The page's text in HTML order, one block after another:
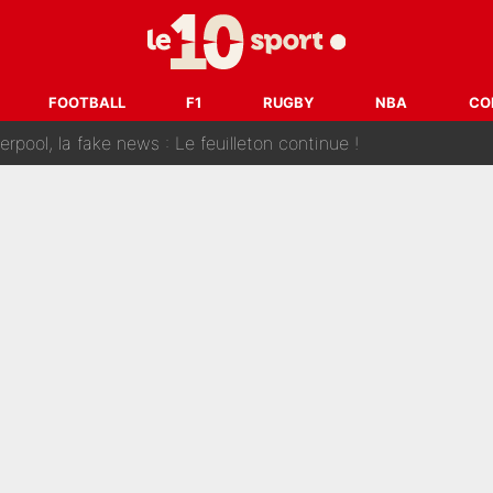
FOOTBALL F1 RUGBY NBA
et bientôt Fernando Alonso ? Le classement des pilotes les mieux
Barcola trop cher pour Liverpool
la fake news : Le feuilleton continue !